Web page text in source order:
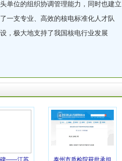
单位的组织协调管理能力，同时也建立
一支专业、高效的核电标准化人才队
，极大地支持了我国核电行业发展
碑——江苏 泰州市质检院获批承担